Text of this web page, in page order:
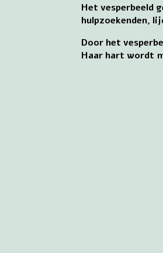
Het vesperbeeld
hulpzoekenden,
Door het
Haar hart wordt